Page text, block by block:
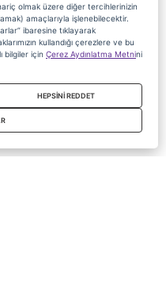
olmak üzere diğer tercihlerinizin
amaçlarıyla işlenebilecektir.
ibaresine tıklayarak
kullandığı çerezlere ve bu
bilgiler için Çerez Aydınlatma Metnini
HEPSİNİ REDDET